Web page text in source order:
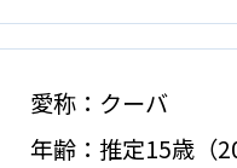
愛称：クーバ
年齢：推定15歳（